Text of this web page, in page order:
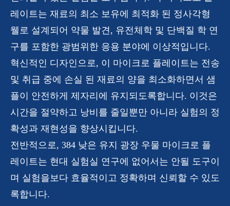
레이트는 재료의 최소 보유에 최적화 된 정사각형
웰로 설계되어 약물 발견, 유전체학 및 단백질 학 연
구를 포함한 광범위한 응용 분야에 이상적입니다.
혁신적인 디자인으로, 이 마이크로 플레이트는 전송
및 취급 중에 손실 된 재료의 양을 최소화하면서 샘
플이 안전하게 제자리에 유지되도록합니다. 이것은
시간을 절약하고 낭비를 줄일뿐만 아니라 실험의 정
확성과 재현성을 향상시킵니다.
전반적으로, 384 낮은 유지 광장 우물 마이크로 플
레이트는 현대 실험실 연구에 없어서는 안될 도구이
며 실험을보다 효율적이고 정확하며 신뢰할 수 있도
록합니다.